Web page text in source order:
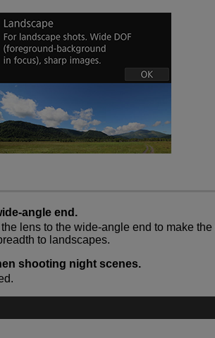
angle end.
lens to the wide-angle end to make
to landscapes.
shooting night scenes.